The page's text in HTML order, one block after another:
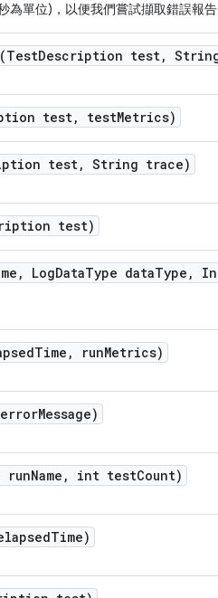
為單位)，以便我們嘗試擷取錯誤報
(TestDescription test,
test, testMetrics)
test, String trace)
test)
, LogDataType dataType ,
Time , runMetrics)
Message)
runName , int testCount)
Time)